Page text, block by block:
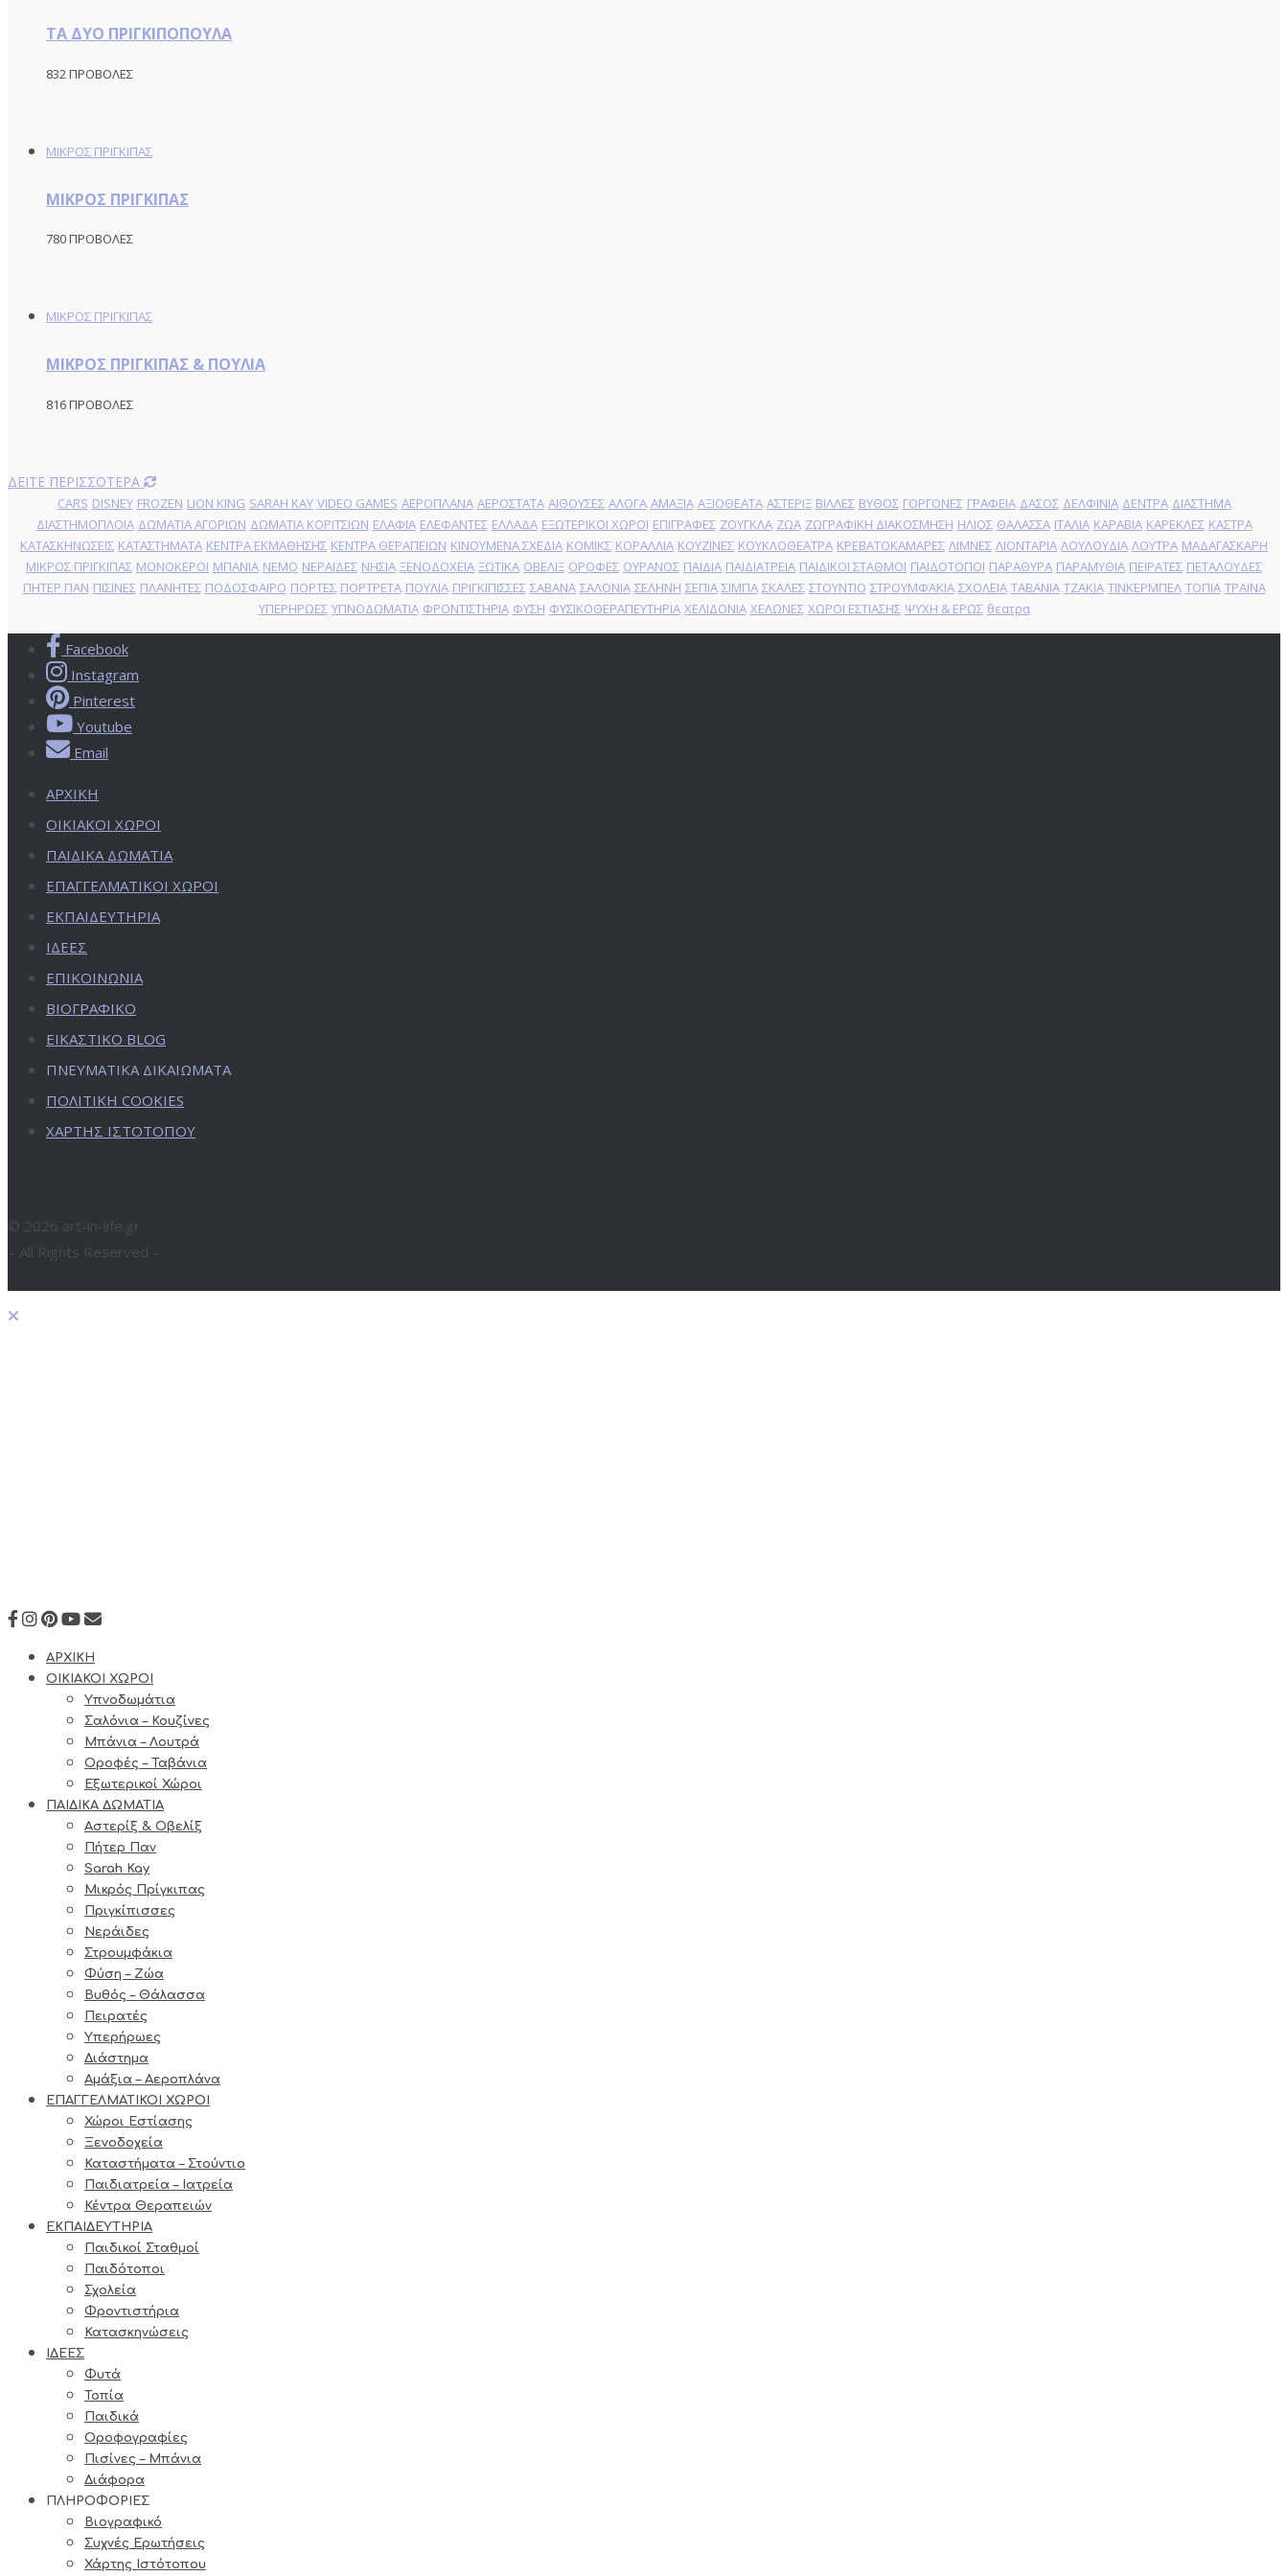
ΤΑ ΔΥΟ ΠΡΙΓΚΙΠΟΠΟΥΛΑ
832 ΠΡΟΒΟΛΕΣ
ΜΙΚΡΟΣ ΠΡΙΓΚΙΠΑΣ
ΜΙΚΡΟΣ ΠΡΙΓΚΙΠΑΣ
780 ΠΡΟΒΟΛΕΣ
ΜΙΚΡΟΣ ΠΡΙΓΚΙΠΑΣ
ΜΙΚΡΟΣ ΠΡΙΓΚΙΠΑΣ & ΠΟΥΛΙΑ
816 ΠΡΟΒΟΛΕΣ
ΔΕΙΤΕ ΠΕΡΙΣΣΟΤΕΡΑ
CARS DISNEY FROZEN LION KING SARAH KAY VIDEO GAMES ΑΕΡΟΠΛΑΝΑ ΑΕΡΟΣΤΑΤΑ ΑΙΘΟΥΣΕΣ ΑΛΟΓΑ ΑΜΑΞΙΑ ΑΞΙΟΘΕΑΤΑ ΑΣΤΕΡΙΞ ΒΙΛΛΕΣ ΒΥΘΟΣ ΓΟΡΓΟΝΕΣ ΓΡΑΦΕΙΑ ΔΑΣΟΣ ΔΕΛΦΙΝΙΑ ΔΕΝΤΡΑ ΔΙΑΣΤΗΜΑ
ΔΙΑΣΤΗΜΟΠΛΟΙΑ ΔΩΜΑΤΙΑ ΑΓΟΡΙΩΝ ΔΩΜΑΤΙΑ ΚΟΡΙΤΣΙΩΝ ΕΛΑΦΙΑ ΕΛΕΦΑΝΤΕΣ ΕΛΛΑΔΑ ΕΞΩΤΕΡΙΚΟΙ ΧΩΡΟΙ ΕΠΙΓΡΑΦΕΣ ΖΟΥΓΚΛΑ ΖΩΑ ΖΩΓΡΑΦΙΚΗ ΔΙΑΚΟΣΜΗΣΗ ΗΛΙΟΣ ΘΑΛΑΣΣΑ ΙΤΑΛΙΑ ΚΑΡΑΒΙΑ ΚΑΡΕΚΛΕΣ ΚΑΣΤΡΑ
ΚΑΤΑΣΚΗΝΩΣΕΙΣ ΚΑΤΑΣΤΗΜΑΤΑ ΚΕΝΤΡΑ ΕΚΜΑΘΗΣΗΣ ΚΕΝΤΡΑ ΘΕΡΑΠΕΙΩΝ ΚΙΝΟΥΜΕΝΑ ΣΧΕΔΙΑ ΚΟΜΙΚΣ ΚΟΡΑΛΛΙΑ ΚΟΥΖΙΝΕΣ ΚΟΥΚΛΟΘΕΑΤΡΑ ΚΡΕΒΑΤΟΚΑΜΑΡΕΣ ΛΙΜΝΕΣ ΛΙΟΝΤΑΡΙΑ ΛΟΥΛΟΥΔΙΑ ΛΟΥΤΡΑ ΜΑΔΑΓΑΣΚΑΡΗ
ΜΙΚΡΟΣ ΠΡΙΓΚΙΠΑΣ ΜΟΝΟΚΕΡΟΙ ΜΠΑΝΙΑ ΝΕΜΟ ΝΕΡΑΪΔΕΣ ΝΗΣΙΑ ΞΕΝΟΔΟΧΕΙΑ ΞΩΤΙΚΑ ΟΒΕΛΙΞ ΟΡΟΦΕΣ ΟΥΡΑΝΟΣ ΠΑΙΔΙΑ ΠΑΙΔΙΑΤΡΕΙΑ ΠΑΙΔΙΚΟΙ ΣΤΑΘΜΟΙ ΠΑΙΔΟΤΟΠΟΙ ΠΑΡΑΘΥΡΑ ΠΑΡΑΜΥΘΙΑ ΠΕΙΡΑΤΕΣ ΠΕΤΑΛΟΥΔΕΣ
ΠΗΤΕΡ ΠΑΝ ΠΙΣΙΝΕΣ ΠΛΑΝΗΤΕΣ ΠΟΔΟΣΦΑΙΡΟ ΠΟΡΤΕΣ ΠΟΡΤΡΕΤA ΠΟΥΛΙΑ ΠΡΙΓΚΙΠΙΣΣΕΣ ΣΑΒΑΝΑ ΣΑΛΟΝΙΑ ΣΕΛΗΝΗ ΣΕΠΙΑ ΣΙΜΠΑ ΣΚΑΛΕΣ ΣΤΟΥΝΤΙΟ ΣΤΡΟΥΜΦΑΚΙΑ ΣΧΟΛΕΙΑ ΤΑΒΑΝΙΑ ΤΖΑΚΙΑ ΤΙΝΚΕΡΜΠΕΛ ΤΟΠΙΑ ΤΡΑΙΝΑ
ΥΠΕΡΗΡΩΕΣ ΥΠΝΟΔΩΜΑΤΙΑ ΦΡΟΝΤΙΣΤΗΡΙΑ ΦΥΣΗ ΦΥΣΙΚΟΘΕΡΑΠΕΥΤΗΡΙΑ ΧΕΛΙΔΟΝΙΑ ΧΕΛΩΝΕΣ ΧΩΡΟΙ ΕΣΤΙΑΣΗΣ ΨΥΧΗ & ΕΡΩΣ θεατρα
Facebook
Instagram
Pinterest
Youtube
Email
ΑΡΧΙΚΗ
ΟΙΚΙΑΚΟΙ ΧΩΡΟΙ
ΠΑΙΔΙΚΑ ΔΩΜΑΤΙΑ
ΕΠΑΓΓΕΛΜΑΤΙΚΟΙ ΧΩΡΟΙ
ΕΚΠΑΙΔΕΥΤΗΡΙΑ
ΙΔΕΕΣ
ΕΠΙΚΟΙΝΩΝΙΑ
ΒΙΟΓΡΑΦΙΚΟ
ΕΙΚΑΣΤΙΚΟ BLOG
ΠΝΕΥΜΑΤΙΚΑ ΔΙΚΑΙΩΜΑΤΑ
ΠΟΛΙΤΙΚΗ COOKIES
ΧΑΡΤΗΣ ΙΣΤΟΤΟΠΟΥ
© 2026 art-in-life.gr
– All Rights Reserved –
ΑΡΧΙΚΗ
ΟΙΚΙΑΚΟΙ ΧΩΡΟΙ
Υπνοδωμάτια
Σαλόνια – Κουζίνες
Μπάνια – Λουτρά
Οροφές – Ταβάνια
Εξωτερικοί Χώροι
ΠΑΙΔΙΚΑ ΔΩΜΑΤΙΑ
Αστερίξ & Οβελίξ
Πήτερ Παν
Sarah Kay
Μικρός Πρίγκιπας
Πριγκίπισσες
Νεράιδες
Στρουμφάκια
Φύση – Ζώα
Βυθός – Θάλασσα
Πειρατές
Υπερήρωες
Διάστημα
Αμάξια – Αεροπλάνα
ΕΠΑΓΓΕΛΜΑΤΙΚΟΙ ΧΩΡΟΙ
Χώροι Εστίασης
Ξενοδοχεία
Καταστήματα – Στούντιο
Παιδιατρεία – Ιατρεία
Κέντρα Θεραπειών
ΕΚΠΑΙΔΕΥΤΗΡΙΑ
Παιδικοί Σταθμοί
Παιδότοποι
Σχολεία
Φροντιστήρια
Κατασκηνώσεις
ΙΔΕΕΣ
Φυτά
Τοπία
Παιδικά
Οροφογραφίες
Πισίνες – Μπάνια
Διάφορα
ΠΛΗΡΟΦΟΡΙΕΣ
Βιογραφικό
Συχνές Ερωτήσεις
Χάρτης Ιστότοπου